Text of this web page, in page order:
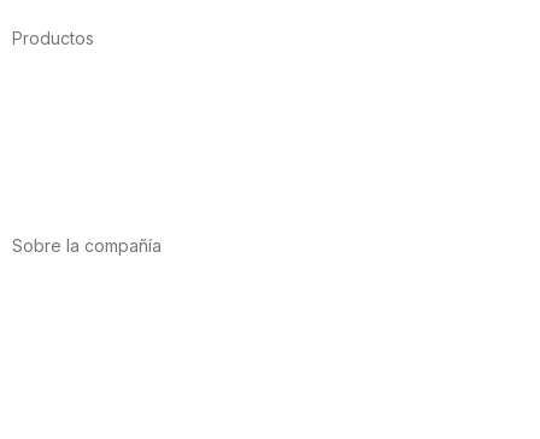
Productos
Sobre la compañía